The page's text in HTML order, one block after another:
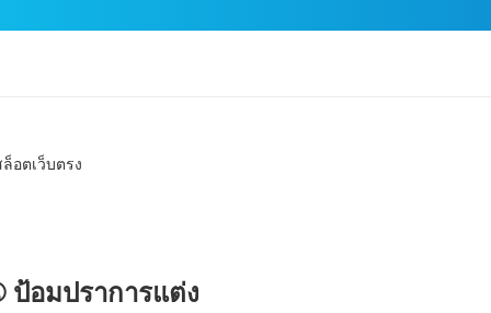
อมปราการแต่ง